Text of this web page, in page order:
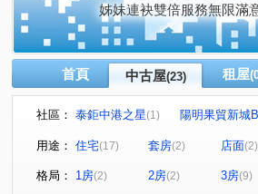
姊妹連袂雙倍服務無限滿
首頁 中古屋(23) 租屋
社區： 泰鉅中港之星(1) 陽明果貿新城
寶輝世紀莊園/寶輝VILLAGE2
環球巨星大樓
(1) 鄉林綠世界(1)
用途： 住宅(17) 套房(2) 店面(2)
格局： 1房(2) 2房(2) 3房(9)